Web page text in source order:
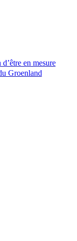
en mesure
Groenland